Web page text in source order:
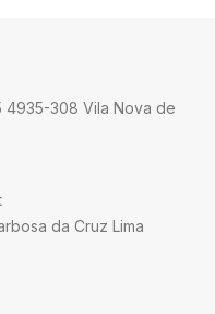
4935-308 Vila Nova de
da Cruz Lima